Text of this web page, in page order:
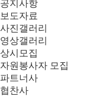
공지사항
보도자료
사진갤러리
영상갤러리
상시모집
자원봉사자 모집
파트너사
협찬사